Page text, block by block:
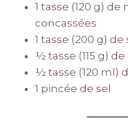
1 tasse (120 g)
concassées
1 tasse (200 g)
½ tasse (115 g)
½ tasse (120 ml)
1 pincée de sel